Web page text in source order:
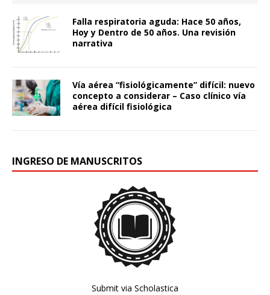
Falla respiratoria aguda: Hace 50 años,
Hoy y Dentro de 50 años. Una revisión
narrativa
Vía aérea “fisiológicamente” difícil: nuevo
concepto a considerar – Caso clínico vía
aérea difícil fisiológica
INGRESO DE MANUSCRITOS
Submit via Scholastica